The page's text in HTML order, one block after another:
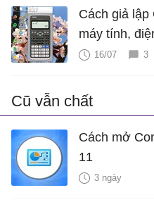
Cách giả lập
máy tính,
16/07 3
Cũ vẫn chất
Cách mở
11
3 ngày